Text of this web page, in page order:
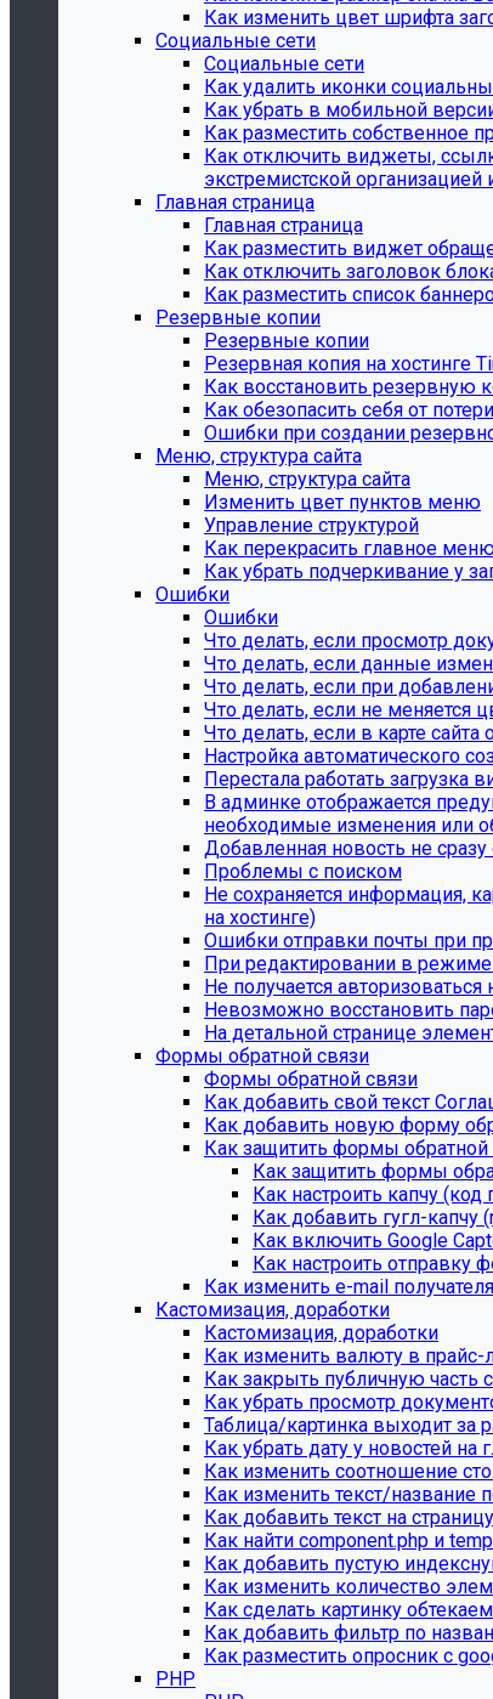
Как изменить цвет шрифта
Социальные сети
Социальные сети
Как удалить иконки
Как убрать в мобильной
Как разместить собственное
Как отключить виджеты,
экстремистской
Главная страница
Главная страница
Как разместить виджет
Как отключить заголовок
Как разместить список
Резервные копии
Резервные копии
Резервная копия на хостинге
Как восстановить резервную
Как обезопасить себя от
Ошибки при создании
Меню, структура сайта
Меню, структура сайта
Изменить цвет пунктов меню
Управление структурой
Как перекрасить главное
Как убрать подчеркивание у
Ошибки
Ошибки
Что делать, если просмотр
Что делать, если данные
Что делать, если при
Что делать, если не меняется
Что делать, если в карте
Настройка автоматического
Перестала работать загрузка
В админке отображается
необходимые изменения или
Добавленная новость не сразу
Проблемы с поиском
Не сохраняется информация,
на хостинге)
Ошибки отправки почты при
При редактировании в
Не получается
Невозможно восстановить
На детальной странице
Формы обратной связи
Формы обратной связи
Как добавить свой текст
Как добавить новую форму
Как защитить формы обратной
Как защитить формы
Как настроить капчу (код
Как добавить гугл-капчу
Как включить Google
Как настроить отправку
Как изменить e-mail
Кастомизация, доработки
Кастомизация, доработки
Как изменить валюту в прайс-
Как закрыть публичную часть
Как убрать просмотр
Таблица/картинка выходит за
Как убрать дату у новостей на
Как изменить соотношение
Как изменить текст/название
Как добавить текст на
Как найти component.php и
Как добавить пустую
Как изменить количество
Как сделать картинку
Как добавить фильтр по
Как разместить опросник с
PHP